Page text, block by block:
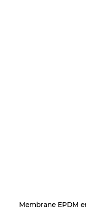
Membrane EPDM